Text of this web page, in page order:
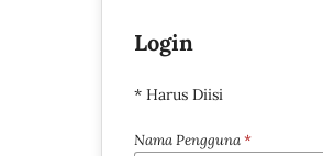
Login
* Harus Diisi
Nama Pengguna*